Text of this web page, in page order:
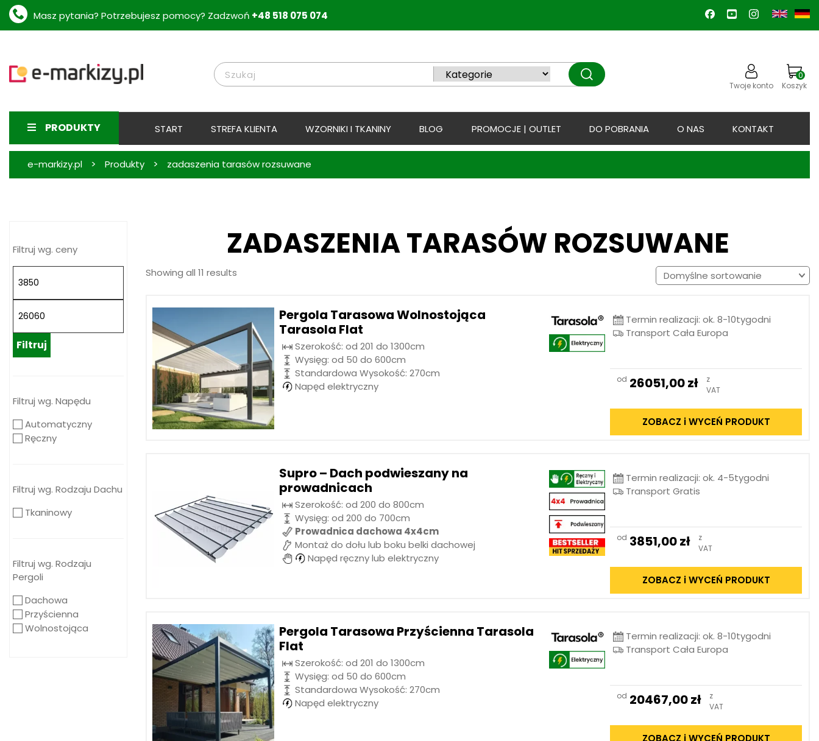
Masz pytania? Potrzebujesz pomocy? Zadzwoń +48 518 075 074
Twoje konto
0
Koszyk
PRODUKTY START STREFA KLIENTA WZORNIKI I TKANINY BLOG PROMOCJE | OUTLET DO POBRANIA O NAS KONTAKT
e-markizy.pl > Produkty > zadaszenia tarasów rozsuwane
Filtruj wg. ceny
Filtruj
Filtruj wg. Napędu
Automatyczny
Ręczny
Filtruj wg. Rodzaju Dachu
Tkaninowy
Filtruj wg. Rodzaju
Pergoli
Dachowa
Przyścienna
Wolnostojąca
ZADASZENIA TARASÓW ROZSUWANE
Showing all 11 results
Pergola Tarasowa Wolnostojąca
Tarasola Flat
Szerokość: od 201 do 1300cm
Wysięg: od 50 do 600cm
Standardowa Wysokość: 270cm
Napęd elektryczny
Termin realizacji: ok. 8-10tygodni
Transport Cała Europa
od 26051,00zł
z
VAT
ZOBACZ i WYCEŃ PRODUKT
Supro – Dach podwieszany na
prowadnicach
Szerokość: od 200 do 800cm
Wysięg: od 200 do 700cm
Prowadnica dachowa 4x4cm
Montaż do dołu lub boku belki dachowej
Napęd ręczny lub elektryczny
Termin realizacji: ok. 4-5tygodni
Transport Gratis
od 3851,00zł
z
VAT
ZOBACZ i WYCEŃ PRODUKT
Pergola Tarasowa Przyścienna Tarasola
Flat
Szerokość: od 201 do 1300cm
Wysięg: od 50 do 600cm
Standardowa Wysokość: 270cm
Napęd elektryczny
Termin realizacji: ok. 8-10tygodni
Transport Cała Europa
od 20467,00zł
z
VAT
ZOBACZ i WYCEŃ PRODUKT